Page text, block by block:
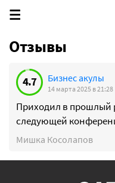
Отзывы
4.7 Бизнес акулы
14 марта 2025 в 21:28
Приходил в прошлый
следующей
Мишка Косолапов